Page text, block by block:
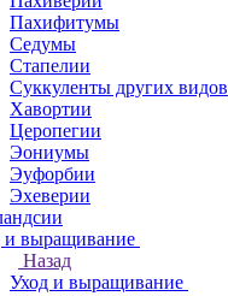
Пахифитумы
Седумы
Стапелии
Суккуленты других видов
Хавортии
Церопегии
Эониумы
Эуфорбии
Эхеверии
и выращивание
Назад
Уход и выращивание